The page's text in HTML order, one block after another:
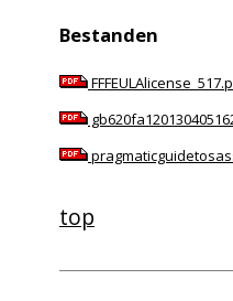
Bestanden
top